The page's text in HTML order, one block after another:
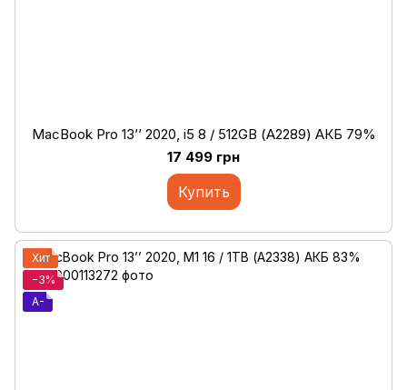
MacBook Pro 13’’ 2020, i5 8 / 512GB (А2289) АКБ 79%
17 499 грн
Купить
Хит
−3%
A-